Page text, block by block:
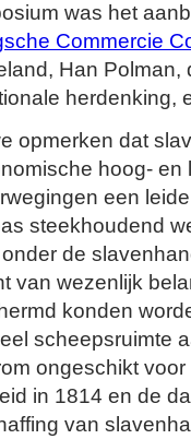
was het
Commercie
Han Polman,
herdenking,
opmerken dat
hoog- en
een
steekhoudend
de
van wezenlijk
konden
scheepsruimte
ongeschikt
in 1814 en de
van